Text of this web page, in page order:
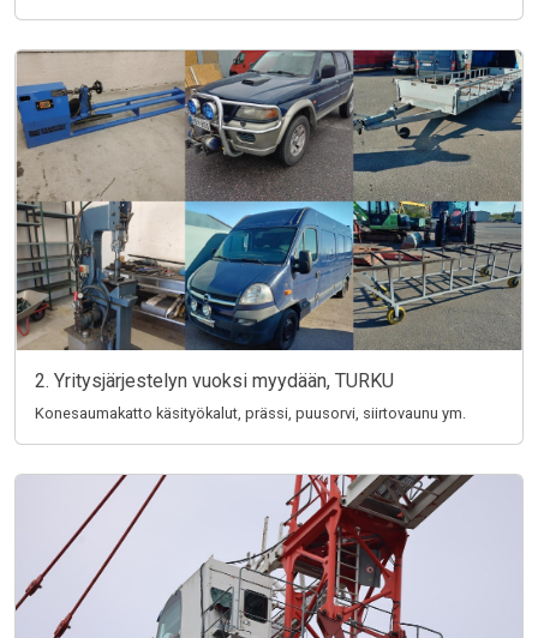
2. Yritysjärjestelyn vuoksi myydään, TURKU
Konesaumakatto käsityökalut, prässi, puusorvi, siirtovaunu ym.